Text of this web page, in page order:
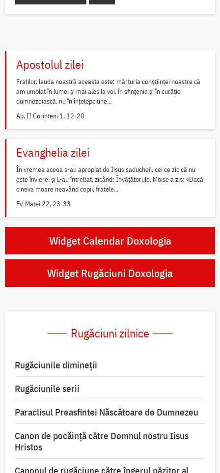
Apostolul zilei
Fraților, lauda noastră aceasta este: mărturia conștiinței noastre că
am umblat în lume, și mai ales la voi, în sfințenie și în curăție
dumnezeiască, nu în înțelepciune...
Ap. II Corinteni 1, 12-20
Evanghelia zilei
În vremea aceea s-au apropiat de Iisus saducheii, cei ce zic că nu
este înviere, și L-au întrebat, zicând: Învățătorule, Moise a zis: «Dacă
cineva moare neavând copii, fratele...
Ev. Matei 22, 23-33
Widget Calendar Doxologia
Widget Rugăciuni Doxologia
Rugăciuni zilnice
Rugăciunile dimineții
Rugăciunile serii
Paraclisul Preasfintei Născătoare de Dumnezeu
Canon de pocăință către Domnul nostru Iisus
Hristos